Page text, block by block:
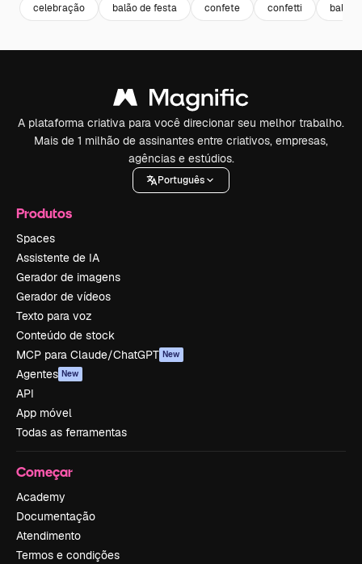
celebração balão de festa confete confetti balão
A plataforma criativa para você direcionar seu melhor trabalho.
Mais de 1 milhão de assinantes entre criativos, empresas,
agências e estúdios.
Português
Produtos
Spaces
Assistente de IA
Gerador de imagens
Gerador de vídeos
Texto para voz
Conteúdo de stock
MCP para Claude/ChatGPT New
Agentes New
API
App móvel
Todas as ferramentas
Começar
Academy
Documentação
Atendimento
Termos e condições